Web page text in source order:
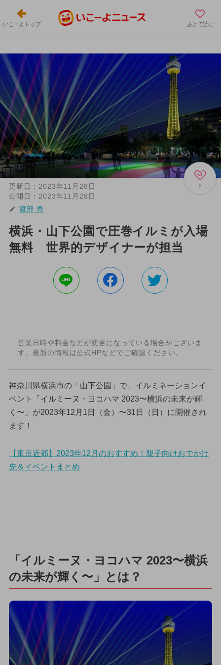
いこーよトップ あとで読む
2
更新日： 2023年11月28日
公開日： 2023年11月28日
渡部 秀
横浜・山下公園で圧巻イルミが入場
無料 世界的デザイナーが担当
営業日時や料金などが変更になっている場合がございま
す。最新の情報は公式HPなどでご確認ください。
神奈川県横浜市の「山下公園」で、イルミネーションイ
ベント「イルミーヌ・ヨコハマ 2023〜横浜の未来が輝
く〜」が2023年12月1日（金）〜31日（日）に開催され
ます！
【東京近郊】2023年12月のおすすめ！親子向けおでかけ
先＆イベントまとめ
「イルミーヌ・ヨコハマ 2023〜横浜
の未来が輝く〜」とは？